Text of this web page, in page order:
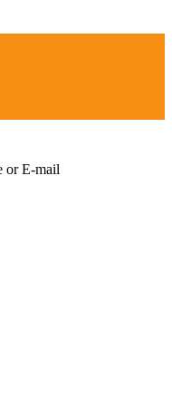
or E-mail